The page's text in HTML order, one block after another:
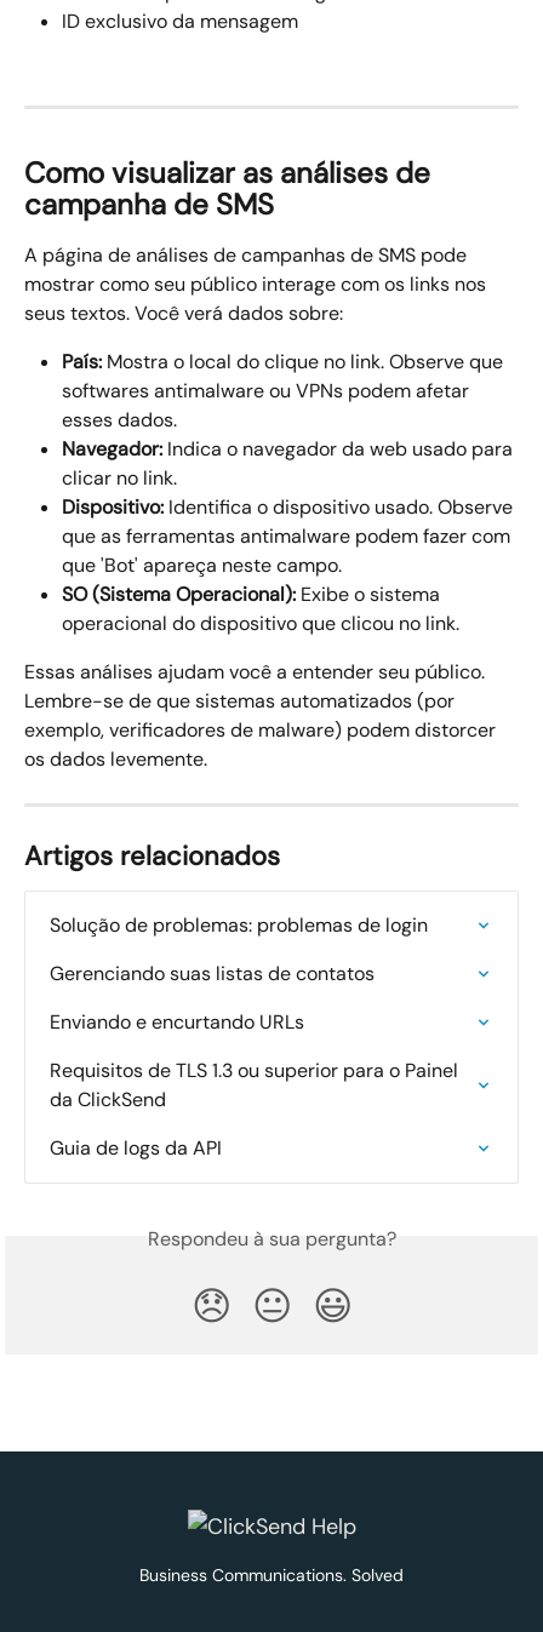
ID exclusivo da mensagem
Como visualizar as análises de
campanha de SMS
A página de análises de campanhas de SMS pode
mostrar como seu público interage com os links nos
seus textos. Você verá dados sobre:
País: Mostra o local do clique no link. Observe que
softwares antimalware ou VPNs podem afetar
esses dados.
Navegador: Indica o navegador da web usado para
clicar no link.
Dispositivo: Identifica o dispositivo usado. Observe
que as ferramentas antimalware podem fazer com
que 'Bot' apareça neste campo.
SO (Sistema Operacional): Exibe o sistema
operacional do dispositivo que clicou no link.
Essas análises ajudam você a entender seu público.
Lembre-se de que sistemas automatizados (por
exemplo, verificadores de malware) podem distorcer
os dados levemente.
Artigos relacionados
Solução de problemas: problemas de login
Gerenciando suas listas de contatos
Enviando e encurtando URLs
Requisitos de TLS 1.3 ou superior para o Painel
da ClickSend
Guia de logs da API
Respondeu à sua pergunta?
😞 😐 😃
Business Communications. Solved